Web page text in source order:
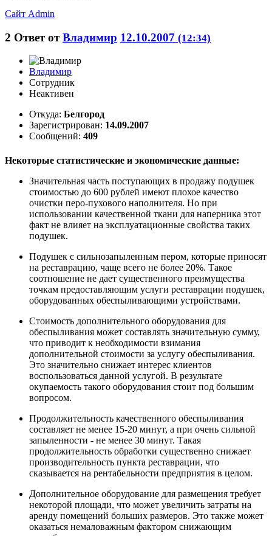
Сайт Admin
2 Ответ отВладимир 12.10.2007 (12:34)
Владимир
Сотрудник
Неактивен
Откуда: Белгород
Зарегистрирован: 14.09.2007
Сообщений: 409
Некоторые статистические и экономические данные:
Значительная часть поступающих в продажу подушек
стоимостью до 600 рублей имеют плохое качество
очистки перо-пухового наполнителя. Но при
использовании качественной ткани для наперника этот
факт не влияет на эксплуатационные свойства таких
подушек.
Подушек с сильнозапыленным пером, которые приносят
на реставрацию, чаще всего не более 20%. Такое
соотношение не дает существенного преимущества
точкам предоставляющим услуги реставрации подушек,
оборудованных обеспыливающими устройствами.
Стоимость дополнительного оборудования для
обеспыливания может составлять значительную сумму,
что приводит к необходимости взимания
дополнительной стоимости за услугу обеспыливания.
Это значительно снижает интерес клиентов
воспользоваться данной услугой. В результате
окупаемость такого оборудования стоит под большим
вопросом.
Продолжительность качественного обеспыливания
составляет не менее 15-20 минут, а при очень сильной
запыленности - не менее 30 минут. Такая
продолжительность обработки существенно снижает
производительность пункта реставрации, что
сказывается на рентабельности предприятия в целом.
Дополнительное оборудование для размещения требует
некоторой площади, что может увеличить затраты на
аренду помещений больших размеров. Это также может
оказаться немаловажным фактором снижающим